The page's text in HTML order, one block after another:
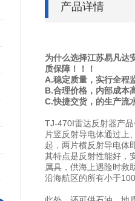
产品详情
为什么选择江苏易凡达
质保障！！！
A.稳定质量，实行全程
B.合理价格，内部成本
C.快捷交货，的生产流
TJ-470I雷达反射器产
片竖反射导电体通过上
起，两片横反射导电体
其特点是反射性能好，
属具，供海上遇险时救
沿海航区的所有小于